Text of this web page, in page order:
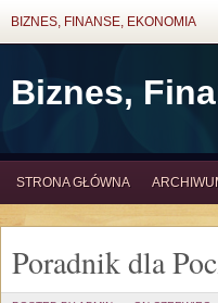
BIZNES, FINANSE, EKONOMIA
Biznes,
STRONA GŁÓWNA
Poradnik dla